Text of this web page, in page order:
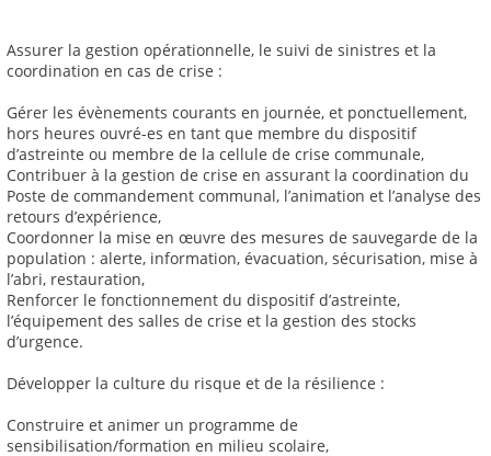
Assurer la gestion opérationnelle, le suivi de sinistres et la
coordination en cas de crise :
Gérer les évènements courants en journée, et ponctuellement,
hors heures ouvré-es en tant que membre du dispositif
d’astreinte ou membre de la cellule de crise communale,
Contribuer à la gestion de crise en assurant la coordination du
Poste de commandement communal, l’animation et l’analyse des
retours d’expérience,
Coordonner la mise en œuvre des mesures de sauvegarde de la
population : alerte, information, évacuation, sécurisation, mise à
l’abri, restauration,
Renforcer le fonctionnement du dispositif d’astreinte,
l’équipement des salles de crise et la gestion des stocks
d’urgence.
Développer la culture du risque et de la résilience :
Construire et animer un programme de
sensibilisation/formation en milieu scolaire,